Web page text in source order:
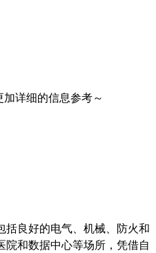
详细的信息参考～
括良好的电气、机械、防火和
院和数据中心等场所，凭借自